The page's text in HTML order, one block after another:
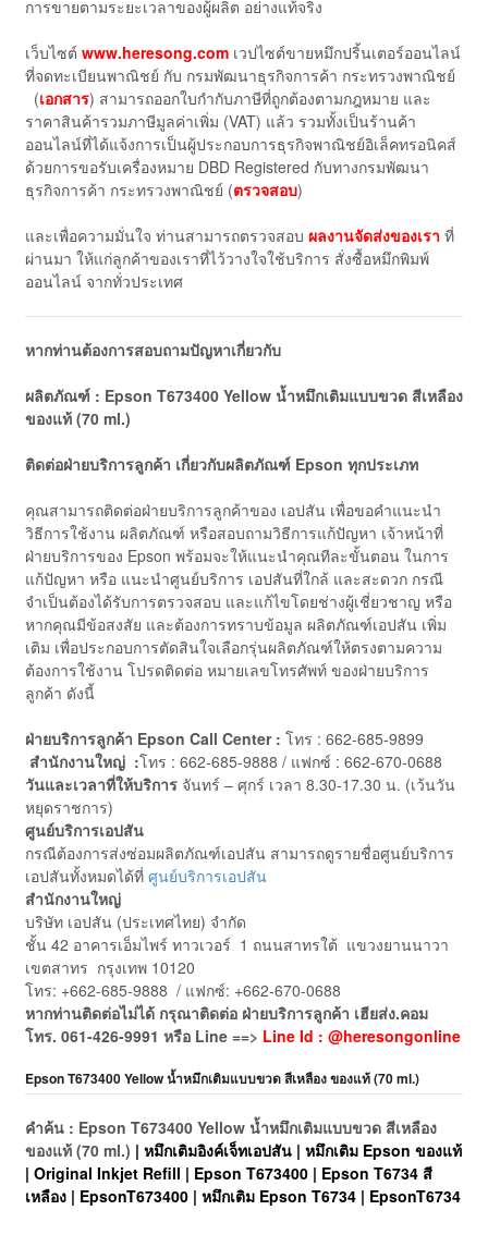
การขายตามระยะเวลาของผู้ผลิต อย่างแท้จริง
เว็บไซต์ www.heresong.comเวปไซต์ขายหมึกปริ้นเตอร์ออนไลน์
ที่จดทะเบียนพาณิชย์ กับ กรมพัฒนาธุรกิจการค้า กระทรวงพาณิชย์
(เอกสาร) สามารถออกใบกำกับภาษีที่ถูกต้องตามกฎหมาย และ
ราคาสินค้ารวมภาษีมูลค่าเพิ่ม (VAT) แล้ว รวมทั้งเป็นร้านค้า
ออนไลน์ที่ได้แจ้งการเป็นผู้ประกอบการธุรกิจพาณิชย์อิเล็คทรอนิคส์
ด้วยการขอรับเครื่องหมาย DBD Registered กับทางกรมพัฒนา
ธุรกิจการค้า กระทรวงพาณิชย์ (ตรวจสอบ)
และเพื่อความมั่นใจ ท่านสามารถตรวจสอบ ผลงานจัดส่งของเรา ที่
ผ่านมา ให้แก่ลูกค้าของเราที่ไว้วางใจใช้บริการ สั่งซื้อหมึกพิมพ์
ออนไลน์ จากทั่วประเทศ
หากท่านต้องการสอบถามปัญหาเกี่ยวกับ
ผลิตภัณฑ์ : Epson T673400 Yellow น้ำหมึกเติมแบบขวด สีเหลือง
ของแท้ (70 ml.)
ติดต่อฝ่ายบริการลูกค้า เกี่ยวกับผลิตภัณฑ์ Epson ทุกประเภท
คุณสามารถติดต่อฝ่ายบริการลูกค้าของ เอปสัน เพื่อขอคำแนะนำ
วิธีการใช้งาน ผลิตภัณฑ์ หรือสอบถามวิธีการแก้ปัญหา เจ้าหน้าที่
ฝ่ายบริการของ Epson พร้อมจะให้แนะนำคุณทีละขั้นตอน ในการ
แก้ปัญหา หรือ แนะนำศูนย์บริการ เอปสันที่ใกล้ และสะดวก กรณี
จำเป็นต้องได้รับการตรวจสอบ และแก้ไขโดยช่างผู้เชี่ยวชาญ หรือ
หากคุณมีข้อสงสัย และต้องการทราบข้อมูล ผลิตภัณฑ์เอปสัน เพิ่ม
เติม เพื่อประกอบการตัดสินใจเลือกรุ่นผลิตภัณฑ์ให้ตรงตามความ
ต้องการใช้งาน โปรดติดต่อ หมายเลขโทรศัพท์ ของฝ่ายบริการ
ลูกค้า ดังนี้
ฝ่ายบริการลูกค้า Epson Call Center : โทร : 662-685-9899
สำนักงานใหญ่ :โทร : 662-685-9888 / แฟกซ์ : 662-670-0688
วันและเวลาที่ให้บริการจันทร์ – ศุกร์ เวลา 8.30-17.30 น. (เว้นวัน
หยุดราชการ)
ศูนย์บริการเอปสัน
กรณีต้องการส่งซ่อมผลิตภัณฑ์เอปสัน สามารถดูรายชื่อศูนย์บริการ
เอปสันทั้งหมดได้ที่ ศูนย์บริการเอปสัน
สำนักงานใหญ่
บริษัท เอปสัน (ประเทศไทย) จำกัด
ชั้น 42 อาคารเอ็มไพร์ ทาวเวอร์ 1 ถนนสาทรใต้ แขวงยานนาวา
เขตสาทร กรุงเทพ 10120
โทร: +662-685-9888 / แฟกซ์: +662-670-0688
หากท่านติดต่อไม่ได้ กรุณาติดต่อ ฝ่ายบริการลูกค้า เฮียส่ง.คอม
โทร. 061-426-9991 หรือ Line ==> Line Id : @heresongonline
Epson T673400 Yellow น้ำหมึกเติมแบบขวด สีเหลือง ของแท้ (70 ml.)
คำค้น : Epson T673400 Yellow น้ำหมึกเติมแบบขวด สีเหลือง
ของแท้ (70 ml.) | หมึกเติมอิงค์เจ็ทเอปสัน | หมึกเติม Epson ของแท้
| Original Inkjet Refill | Epson T673400 | Epson T6734 สี
เหลือง | EpsonT673400 | หมึกเติม Epson T6734 | EpsonT6734